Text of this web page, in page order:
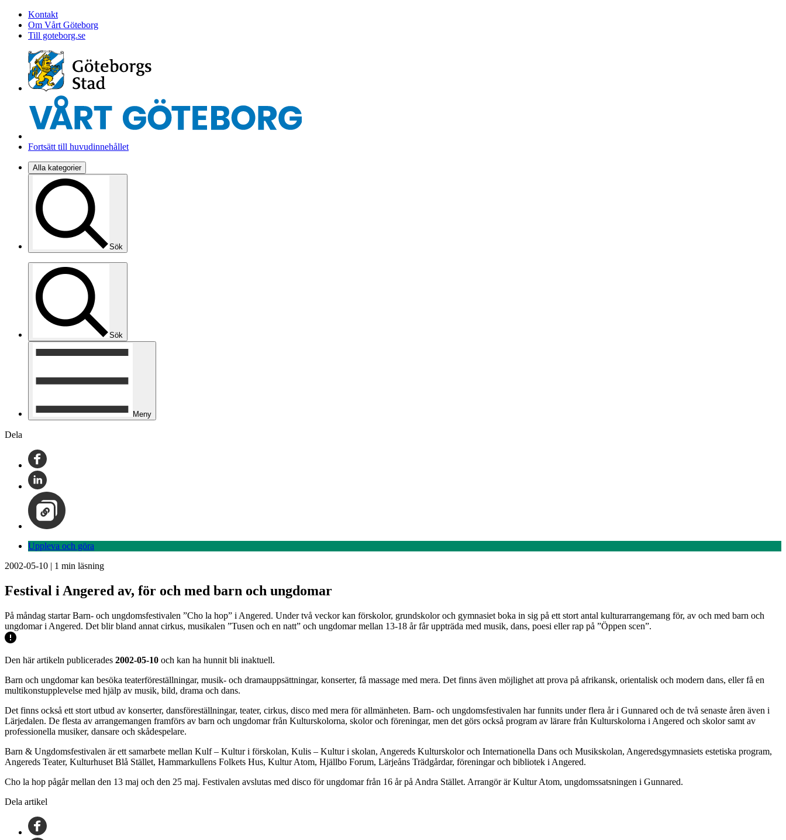
Kontakt
Om Vårt Göteborg
Till goteborg.se
Fortsätt till huvudinnehållet
Alla kategorier
Sök
Sök
Meny
Dela
Uppleva och göra
2002-05-10 | 1 min läsning
Festival i Angered av, för och med barn och ungdomar
På måndag startar Barn- och ungdomsfestivalen ”Cho la hop” i Angered. Under två veckor kan förskolor, grundskolor och gymnasiet boka in sig på ett stort antal kulturarrangemang för, av och med barn och
ungdomar i Angered. Det blir bland annat cirkus, musikalen ”Tusen och en natt” och ungdomar mellan 13-18 år får uppträda med musik, dans, poesi eller rap på ”Öppen scen”.
Den här artikeln publicerades 2002-05-10 och kan ha hunnit bli inaktuell.
Barn och ungdomar kan besöka teaterföreställningar, musik- och dramauppsättningar, konserter, få massage med mera. Det finns även möjlighet att prova på afrikansk, orientalisk och modern dans, eller få en
multikonstupplevelse med hjälp av musik, bild, drama och dans.
Det finns också ett stort utbud av konserter, dansföreställningar, teater, cirkus, disco med mera för allmänheten. Barn- och ungdomsfestivalen har funnits under flera år i Gunnared och de två senaste åren även i
Lärjedalen. De flesta av arrangemangen framförs av barn och ungdomar från Kulturskolorna, skolor och föreningar, men det görs också program av lärare från Kulturskolorna i Angered och skolor samt av
professionella musiker, dansare och skådespelare.
Barn & Ungdomsfestivalen är ett samarbete mellan Kulf – Kultur i förskolan, Kulis – Kultur i skolan, Angereds Kulturskolor och Internationella Dans och Musikskolan, Angeredsgymnasiets estetiska program,
Angereds Teater, Kulturhuset Blå Stället, Hammarkullens Folkets Hus, Kultur Atom, Hjällbo Forum, Lärjeåns Trädgårdar, föreningar och bibliotek i Angered.
Cho la hop pågår mellan den 13 maj och den 25 maj. Festivalen avslutas med disco för ungdomar från 16 år på Andra Stället. Arrangör är Kultur Atom, ungdomssatsningen i Gunnared.
Dela artikel